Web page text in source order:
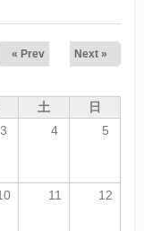
« Prev Next »
土
日
3 4 5
11 12